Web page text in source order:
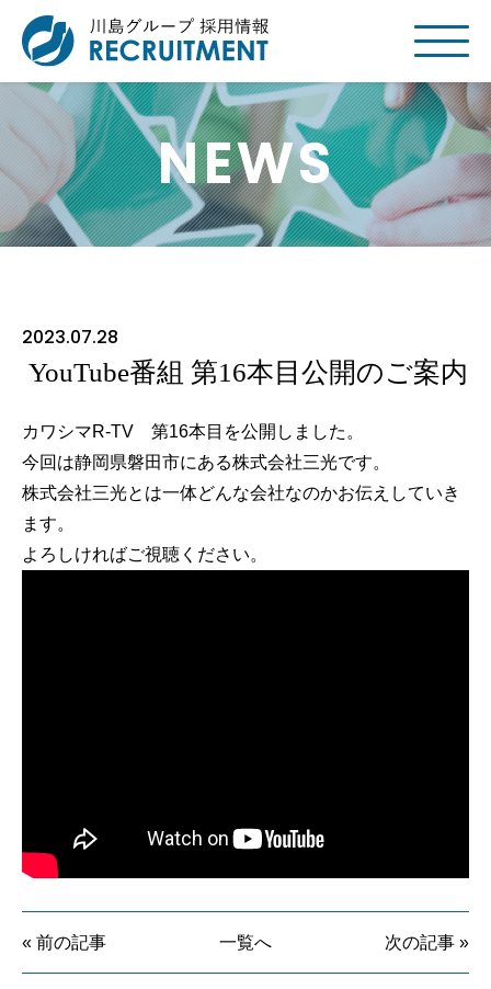
NEWS
2023.07.28
YouTube番組 第16本目公開のご案内
カワシマR-TV 第16本目を公開しました。
今回は静岡県磐田市にある株式会社三光です。
株式会社三光とは一体どんな会社なのかお伝えしていき
ます。
よろしければご視聴ください。
« 前の記事 一覧へ 次の記事 »